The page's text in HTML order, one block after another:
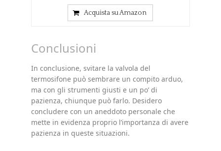
Acquista su Amazon
Conclusioni
In conclusione, svitare la valvola del
termosifone può sembrare un compito arduo,
ma con gli strumenti giusti e un po’ di
pazienza, chiunque può farlo. Desidero
concludere con un aneddoto personale che
mette in evidenza proprio l’importanza di avere
pazienza in queste situazioni.